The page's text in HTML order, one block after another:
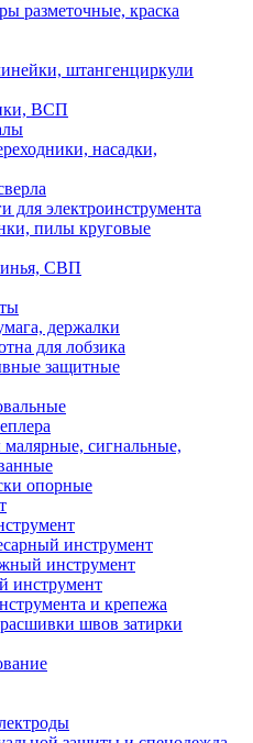
разметочные, краска
штангенциркули
ВСП
насадки,
для электроинструмента
пилы круговые
СВП
держалки
для лобзика
защитные
сигнальные,
опорные
инструмент
инструмент
инструмент
и крепежа
швов затирки